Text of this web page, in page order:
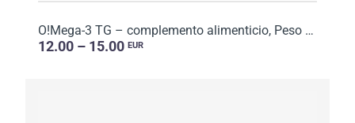
O!Mega-3 TG – complemento alimenticio, Peso neto: 42,3 g.
12.00 – 15.00 EUR